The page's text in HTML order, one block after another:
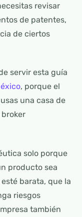
revisar
de patentes,
de ciertos
servir esta guía
, porque el
una casa de
solo porque
producto sea
barata, que la
riesgos
también